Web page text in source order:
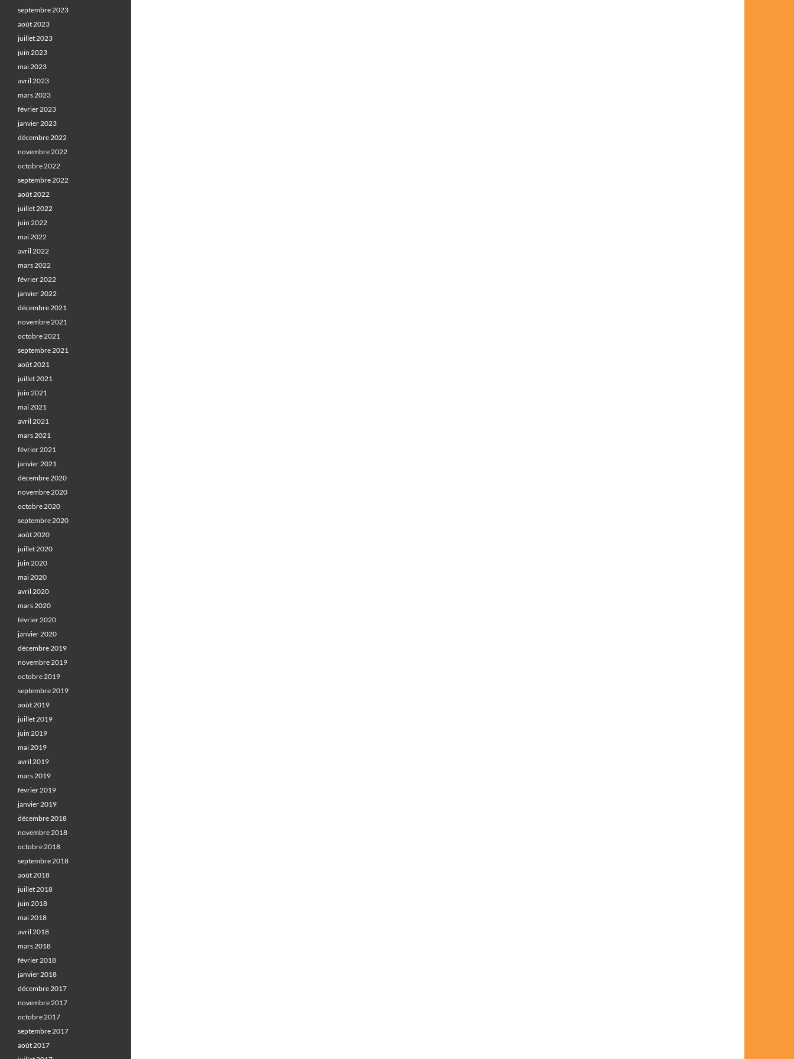
septembre 2023
août 2023
juillet 2023
juin 2023
mai 2023
avril 2023
mars 2023
février 2023
janvier 2023
décembre 2022
novembre 2022
octobre 2022
septembre 2022
août 2022
juillet 2022
juin 2022
mai 2022
avril 2022
mars 2022
février 2022
janvier 2022
décembre 2021
novembre 2021
octobre 2021
septembre 2021
août 2021
juillet 2021
juin 2021
mai 2021
avril 2021
mars 2021
février 2021
janvier 2021
décembre 2020
novembre 2020
octobre 2020
septembre 2020
août 2020
juillet 2020
juin 2020
mai 2020
avril 2020
mars 2020
février 2020
janvier 2020
décembre 2019
novembre 2019
octobre 2019
septembre 2019
août 2019
juillet 2019
juin 2019
mai 2019
avril 2019
mars 2019
février 2019
janvier 2019
décembre 2018
novembre 2018
octobre 2018
septembre 2018
août 2018
juillet 2018
juin 2018
mai 2018
avril 2018
mars 2018
février 2018
janvier 2018
décembre 2017
novembre 2017
octobre 2017
septembre 2017
août 2017